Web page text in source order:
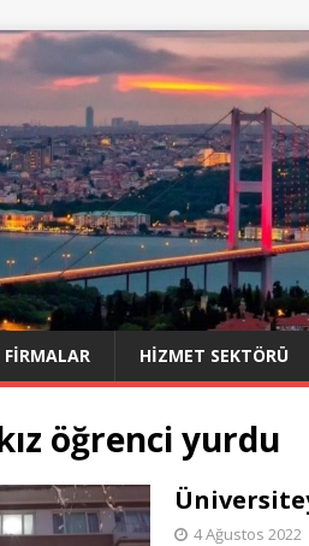
FIRMALAR HIZMET SEKTÖRÜ
öğrenci yurdu
4 Ağustos 2022